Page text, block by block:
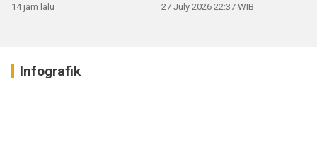
14 jam lalu 27 July 2026 22:37 WIB
Infografik